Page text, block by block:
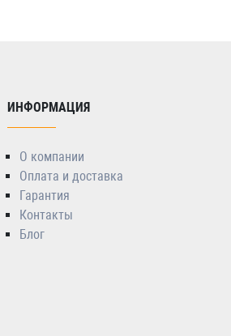
ИНФОРМАЦИЯ
О компании
Оплата и доставка
Гарантия
Контакты
Блог